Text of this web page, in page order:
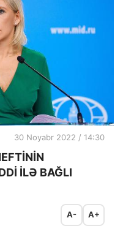
30 Noyabr 2022 / 14:30
İLƏ BAĞLI
A- A+